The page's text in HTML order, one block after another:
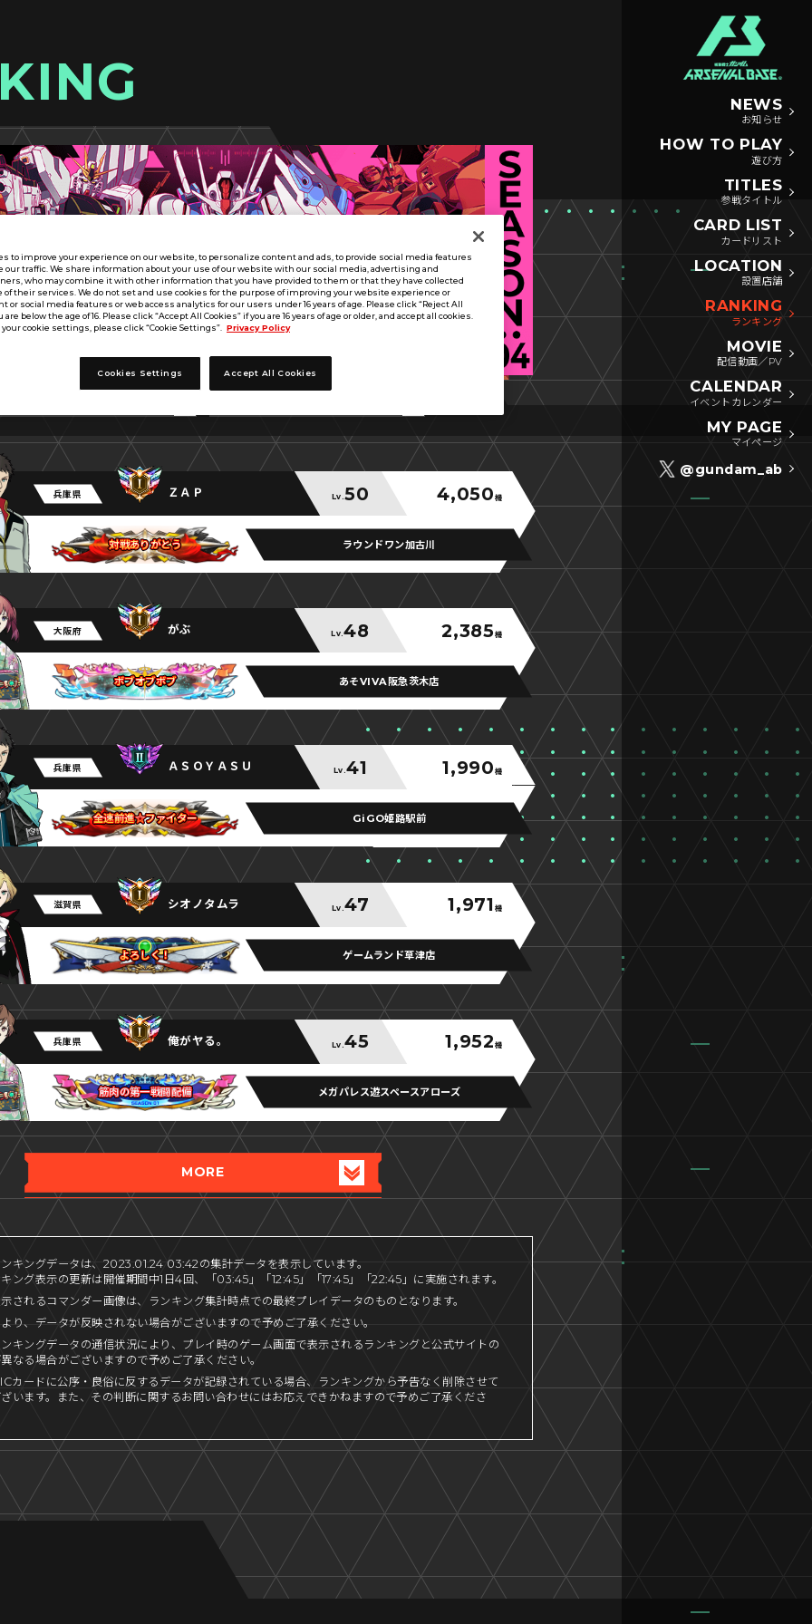
NEWS
お知らせ
HOW TO PLAY
遊び方
TITLES
参戦タイトル
CARD LIST
カードリスト
LOCATION
設置店舗
RANKING
ランキング
MOVIE
配信動画／PV
CALENDAR
イベントカレンダー
MY PAGE
マイページ
@gundam_ab
兵庫県 ＺＡＰ Lv.50 4,050機
対戦ありがとう
対戦ありがとう
対戦ありがとう ラウンドワン加古川
大阪府 がぶ Lv.48 2,385機
ボブオブボブ
ボブオブボブ
ボブオブボブ あそVIVA阪急茨木店
兵庫県 ＡＳＯＹＡＳＵ Lv.41 1,990機
全速前進☆ファイター
全速前進☆ファイター
全速前進☆ファイター GiGO姫路駅前
滋賀県 シオノタムラ Lv. 47 1,971機
よろしく！
よろしく！
よろしく！ ゲームランド草津店
兵庫県 俺がヤる。 Lv. 45 1,952機
筋肉の第一戦闘配備
筋肉の第一戦闘配備
筋肉の第一戦闘配備 メガパレス遊スペースアローズ
MORE
キングデータは、2023.01.24 03:42の集計データを表示しています。
ング表示の更新は開催期間中1日4回、「03:45」「12:45」「17:45」「22:45」に実施されます。
されるコマンダー画像は、ランキング集計時点での最終プレイデータのものとなります。
り、データが反映されない場合がございますので予めご了承ください。
キングデータの通信状況により、プレイ時のゲーム画面で表示されるランキングと公式サイトの
なる場合がございますので予めご了承ください。
カードに公序・良俗に反するデータが記録されている場合、ランキングから予告なく削除させて
います。また、その判断に関するお問い合わせにはお応えできかねますので予めご了承くださ
to improve your experience on our website, to personalize content and ads, to provide social media features
our traffic. We share information about your use of our website with our social media, advertising and
who may combine it with other information that you have provided to them or that they have collected
of their services. We do not set and use cookies for the purpose of improving your website experience or
or social media features or web access analytics for our users under 16 years of age. Please click “Reject All
are below the age of 16. Please click “Accept All Cookies” if you are 16 years of age or older, and accept all cookies.
cookie settings, please click “Cookie Settings”. Privacy Policy
Cookies Settings Accept All Cookies